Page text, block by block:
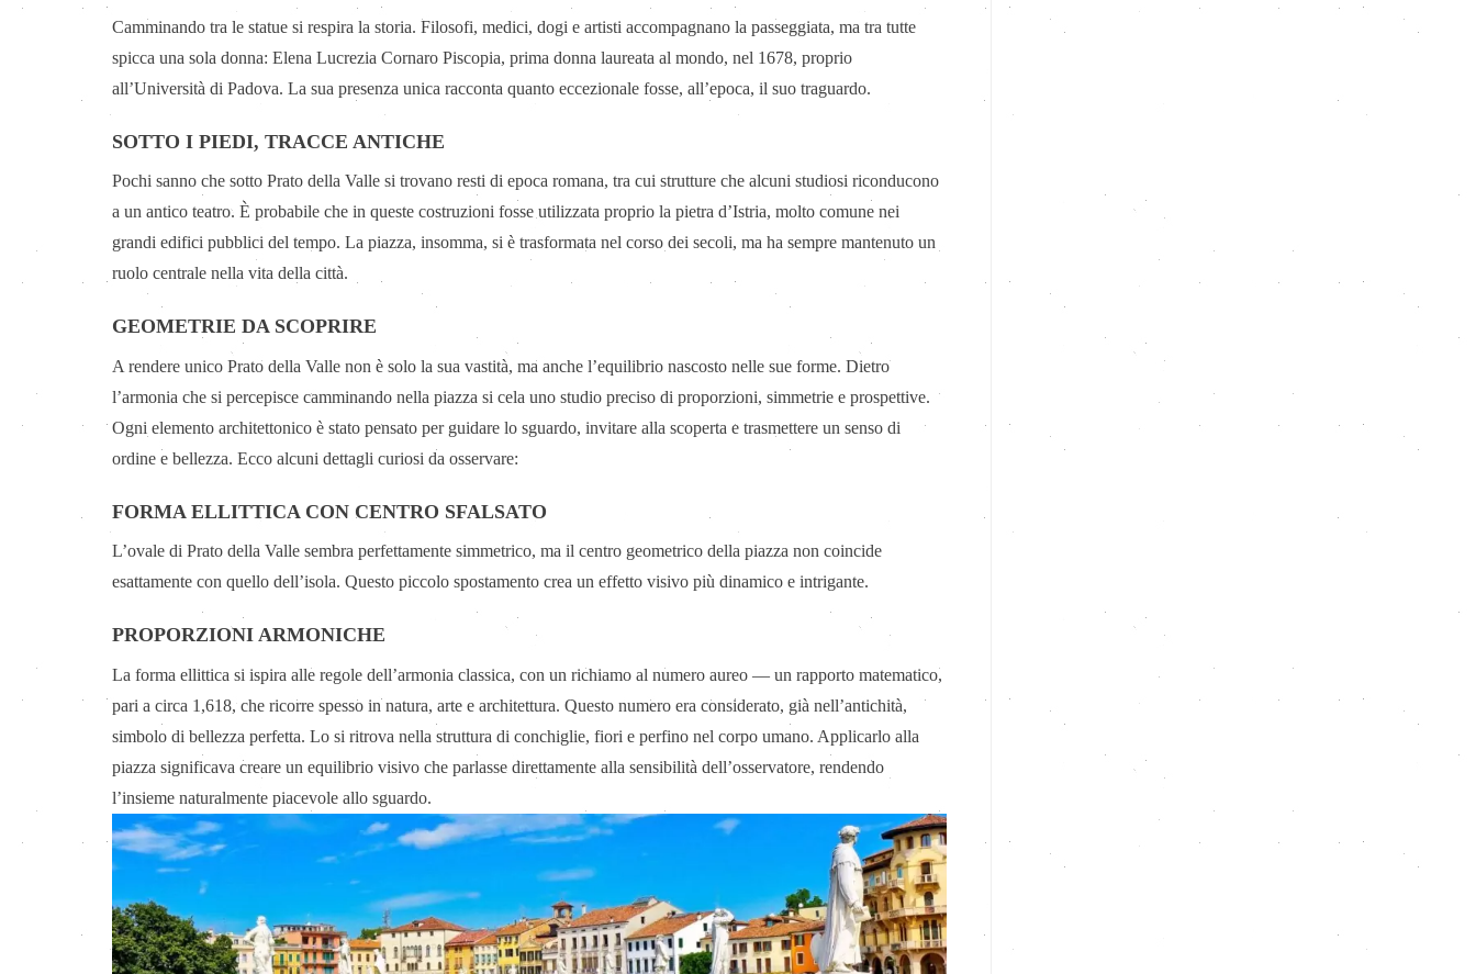
Camminando tra le statue si respira la storia. Filosofi, medici, dogi e artisti accompagnano la passeggiata, ma tra tutte
spicca una sola donna: Elena Lucrezia Cornaro Piscopia, prima donna laureata al mondo, nel 1678, proprio
all’Università di Padova. La sua presenza unica racconta quanto eccezionale fosse, all’epoca, il suo traguardo.
SOTTO I PIEDI, TRACCE ANTICHE
Pochi sanno che sotto Prato della Valle si trovano resti di epoca romana, tra cui strutture che alcuni studiosi riconducono
a un antico teatro. È probabile che in queste costruzioni fosse utilizzata proprio la pietra d’Istria, molto comune nei
grandi edifici pubblici del tempo. La piazza, insomma, si è trasformata nel corso dei secoli, ma ha sempre mantenuto un
ruolo centrale nella vita della città.
GEOMETRIE DA SCOPRIRE
A rendere unico Prato della Valle non è solo la sua vastità, ma anche l’equilibrio nascosto nelle sue forme. Dietro
l’armonia che si percepisce camminando nella piazza si cela uno studio preciso di proporzioni, simmetrie e prospettive.
Ogni elemento architettonico è stato pensato per guidare lo sguardo, invitare alla scoperta e trasmettere un senso di
ordine e bellezza. Ecco alcuni dettagli curiosi da osservare:
FORMA ELLITTICA CON CENTRO SFALSATO
L’ovale di Prato della Valle sembra perfettamente simmetrico, ma il centro geometrico della piazza non coincide
esattamente con quello dell’isola. Questo piccolo spostamento crea un effetto visivo più dinamico e intrigante.
PROPORZIONI ARMONICHE
La forma ellittica si ispira alle regole dell’armonia classica, con un richiamo al numero aureo — un rapporto matematico,
pari a circa 1,618, che ricorre spesso in natura, arte e architettura. Questo numero era considerato, già nell’antichità,
simbolo di bellezza perfetta. Lo si ritrova nella struttura di conchiglie, fiori e perfino nel corpo umano. Applicarlo alla
piazza significava creare un equilibrio visivo che parlasse direttamente alla sensibilità dell’osservatore, rendendo
l’insieme naturalmente piacevole allo sguardo.